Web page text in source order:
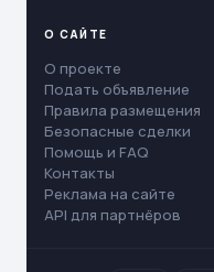
О САЙТЕ
О проекте
Подать объявление
Правила размещения
Безопасные сделки
Помощь и FAQ
Контакты
Реклама на сайте
API для партнёров